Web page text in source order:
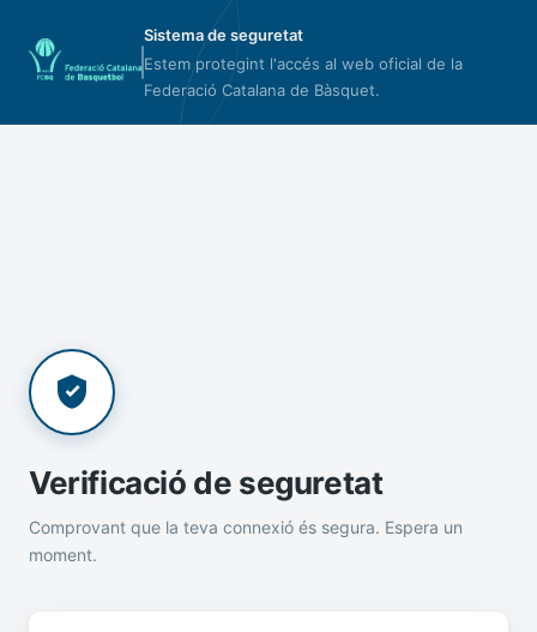
Sistema de seguretat
Estem protegint l'accés al web oficial de la
Federació Catalana de Bàsquet.
Verificació de seguretat
Comprovant que la teva connexió és segura. Espera un
moment.